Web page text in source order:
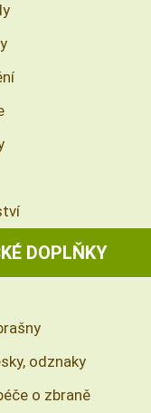
DOPLŇKY
odznaky
o zbraně